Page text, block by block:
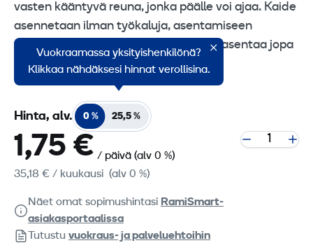
vasten kääntyvä reuna, jonka päälle voi ajaa. Kaide
asennetaan ilman työkaluja, asentamiseen
tarvitaan kaksi henkilöä. Päivässä voi asentaa jopa
2 km kaidetta. Luokitus K2/K3.
Vuokraamassa yksityishenkilönä?
Klikkaa nähdäksesi hinnat verollisina.
Hinta, alv. 0 % 25,5 %
1,75 € / päivä (alv 0 %)
35,18 € / kuukausi (alv 0 %)
Näet omat sopimushintasi RamiSmart-
asiakasportaalissa
Tutustu vuokraus- ja palveluehtoihin